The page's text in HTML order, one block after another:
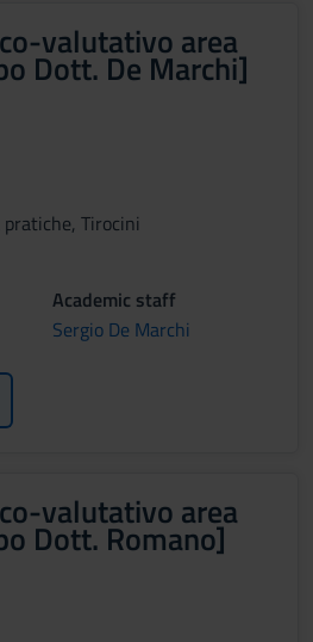
valutativo area
Dott. De Marchi]
Tirocini
Academic staff
Sergio De Marchi
valutativo area
Dott. Romano]